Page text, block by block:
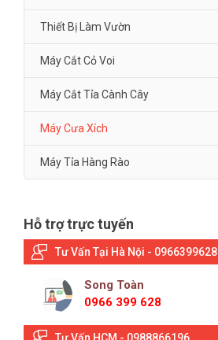
Thiết Bị Làm Vườn
Máy Cắt Cỏ Voi
Máy Cắt Tỉa Cành Cây
Máy Cưa Xích
Máy Tỉa Hàng Rào
Hỗ trợ trực tuyến
Tư Vấn Tại Hà Nội - 0966399628
Song Toàn
0966 399 628